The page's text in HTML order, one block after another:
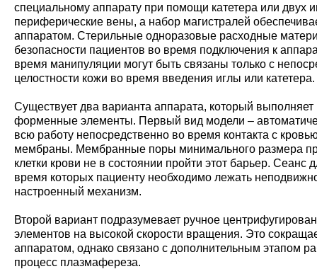
специальному аппарату при помощи катетера или двух
периферические вены, а набор магистралей
аппаратом. Стерильные одноразовые расходные
безопасности пациентов во время подключения к
время манипуляции могут быть связаны только с
целостности кожи во время введения иглы или катетера.
Существует два варианта аппарата, который
форменные элементы. Первый вид модели –
всю работу непосредственно во время контакта с
мембраны. Мембранные поры минимального размера
клетки крови не в состоянии пройти этот барьер. Сеанс
время которых пациенту необходимо лежать
настроенный механизм.
Второй вариант подразумевает ручное
элементов на высокой скорости вращения. Это
аппаратом, однако связано с дополнительным этапом
процесс плазмафереза.